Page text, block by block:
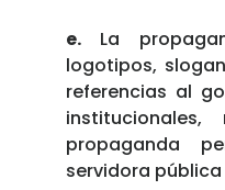
e. La
logotipos,
referencias al
propaganda
servidora